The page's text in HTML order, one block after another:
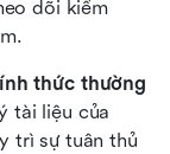
dõi kiểm
thức thường
tài liệu của
trì sự tuân thủ